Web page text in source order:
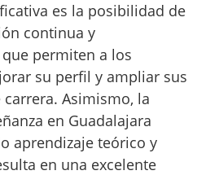
es la posibilidad de
continua y
permiten a los
su perfil y ampliar sus
Asimismo, la
en Guadalajara
aprendizaje teórico y
en una excelente